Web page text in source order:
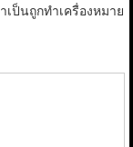
เป็นถูกทำเครื่องหมาย